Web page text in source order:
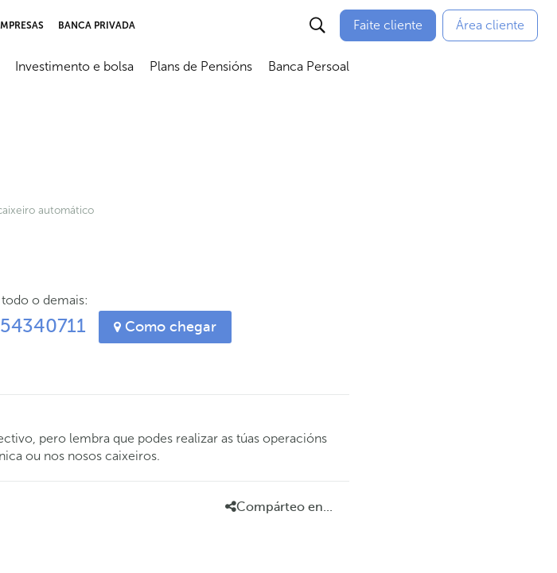
BANCA PRIVADA Faite cliente Área cliente
Abrir submenú
Investimento e bolsa
Abrir submenú
Plans de Pensións
Abrir submenú
Banca Persoal
automático
todo o demais:
Como chegar
pero lembra que podes realizar as túas operacións
ou nos nosos caixeiros.
Compárteo en...